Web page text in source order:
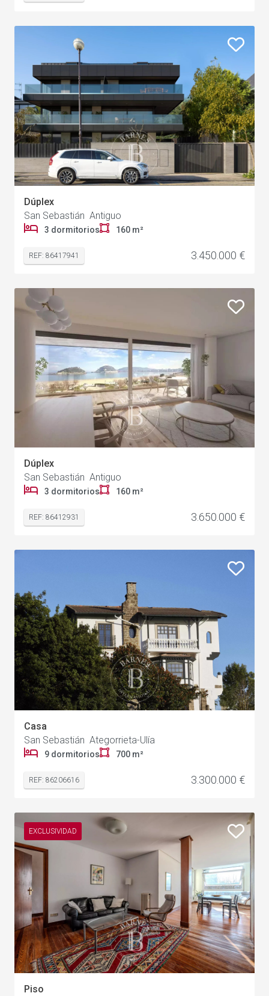
Dúplex
San Sebastián Antiguo
3 dormitorios 160 m²
REF: 86417941 3.450.000 €
Dúplex
San Sebastián Antiguo
3 dormitorios 160 m²
REF: 86412931 3.650.000 €
Casa
San Sebastián Ategorrieta-Ulía
9 dormitorios 700 m²
REF: 86206616 3.300.000 €
EXCLUSIVIDAD
Piso